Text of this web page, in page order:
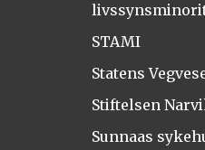
STAMI
Statens
Stiftelsen
Sunnaas